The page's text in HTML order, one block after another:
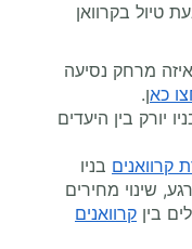
טיול בקרוואן
מרחק נסיעה
כאן.
יורק בין היעדים
קרוואנים בניו
שינוי מחירים
בין קרוואנים